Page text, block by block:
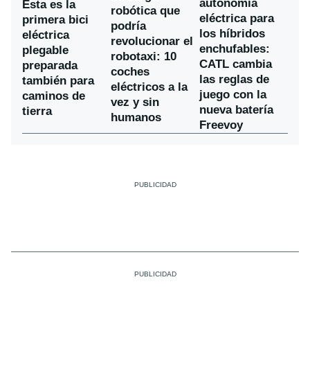
Esta es la
primera bici
eléctrica
plegable
preparada
también para
caminos de
tierra
robótica que
podría
revolucionar el
robotaxi: 10
coches
eléctricos a la
vez y sin
humanos
autonomía
eléctrica para
los híbridos
enchufables:
CATL cambia
las reglas de
juego con la
nueva batería
Freevoy